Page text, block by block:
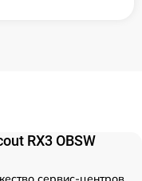
RX3 OBSW